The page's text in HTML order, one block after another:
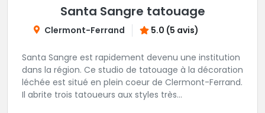
Santa Sangre tatouage
Clermont-Ferrand 5.0 (5 avis)
Santa Sangre est rapidement devenu une institution
dans la région. Ce studio de tatouage à la décoration
léchée est situé en plein coeur de Clermont-Ferrand.
Il abrite trois tatoueurs aux styles très